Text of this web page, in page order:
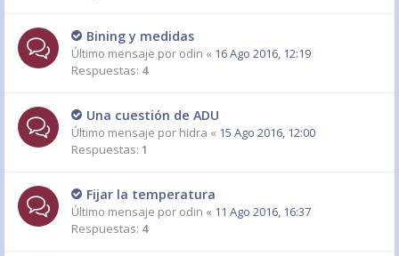
Bining y medidas
Último mensaje por odin « 16 Ago 2016, 12:19
Respuestas: 4
Una cuestión de ADU
Último mensaje por hidra « 15 Ago 2016, 12:00
Respuestas: 1
Fijar la temperatura
Último mensaje por odin « 11 Ago 2016, 16:37
Respuestas: 4